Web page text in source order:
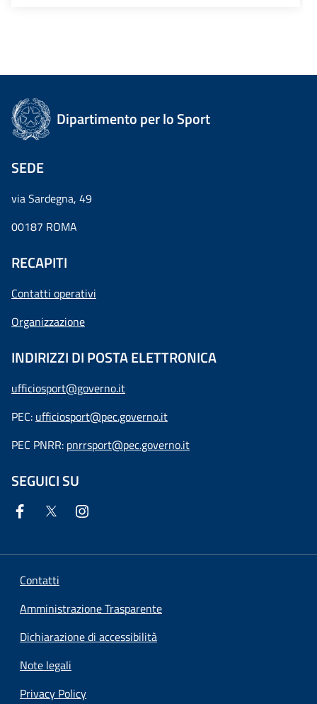
Dipartimento per lo Sport
SEDE
via Sardegna, 49
00187 ROMA
RECAPITI
Contatti operativi
Organizzazione
INDIRIZZI DI POSTA ELETTRONICA
ufficiosport@governo.it
PEC: ufficiosport@pec.governo.it
PEC PNRR: pnrrsport@pec.governo.it
SEGUICI SU
Contatti
Amministrazione Trasparente
Dichiarazione di accessibilità
Note legali
Privacy Policy